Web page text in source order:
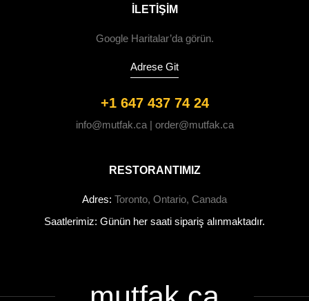
ILETIŞIM
Google Haritalar’da görün.
Adrese Git
+1 647 437 74 24
info@mutfak.ca | order@mutfak.ca
RESTORANTIMIZ
Adres: Toronto, Ontario, Canada
Saatlerimiz: Günün her saati sipariş alınmaktadır.